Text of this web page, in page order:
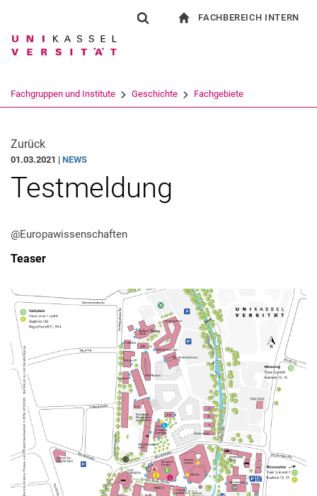
Springe direkt zu: Inhalt
Springe direkt zu: Suche
Springe direkt zu:
Suchbegriff
FACHBEREICH INTERN
Fachgruppen und Institute Geschichte Fachgebiete
Zurück
01.03.2021 | NEWS
Testmeldung
@Europawissenschaften
Teaser